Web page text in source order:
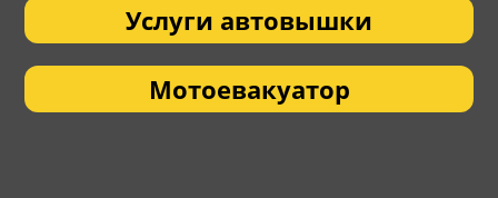
Услуги автовышки
Мотоевакуатор